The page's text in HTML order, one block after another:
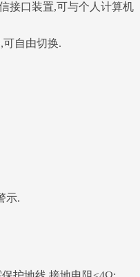
接口装置,可与个人计算机
自由切换.
示.